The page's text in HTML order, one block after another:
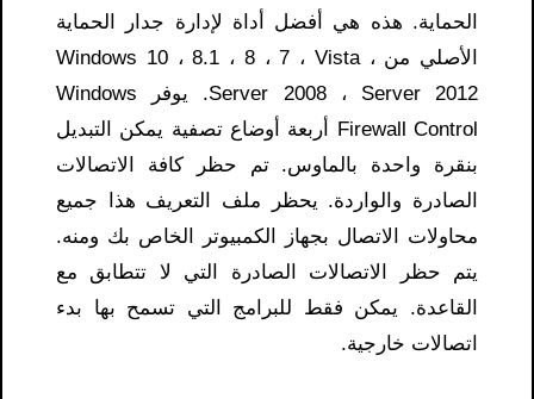
الحماية. هذه هي أفضل أداة لإدارة جدار الحماية
الأصلي من Windows 10 ، 8.1 ، 8 ، 7 ، Vista ،
Server 2008 ، Server 2012. يوفر Windows
Firewall Control أربعة أوضاع تصفية يمكن التبديل
بنقرة واحدة بالماوس. تم حظر كافة الاتصالات
الصادرة والواردة. يحظر ملف التعريف هذا جميع
محاولات الاتصال بجهاز الكمبيوتر الخاص بك ومنه.
يتم حظر الاتصالات الصادرة التي لا تتطابق مع
القاعدة. يمكن فقط للبرامج التي تسمح بها بدء
اتصالات خارجية.